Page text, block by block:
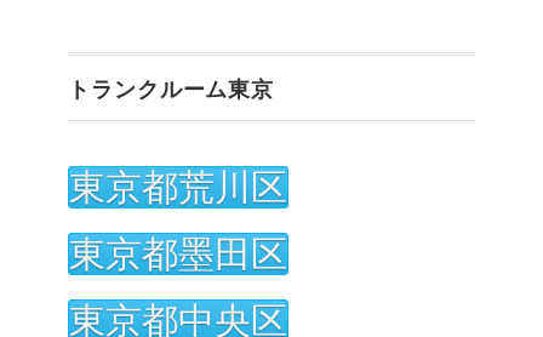
トランクルーム東京
東京都荒川区
東京都墨田区
東京都中央区